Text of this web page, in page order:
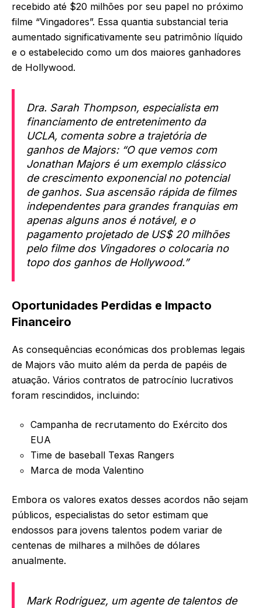
recebido até $20 milhões por seu papel no próximo
filme “Vingadores”. Essa quantia substancial teria
aumentado significativamente seu patrimônio líquido
e o estabelecido como um dos maiores ganhadores
de Hollywood.
Dra. Sarah Thompson, especialista em
financiamento de entretenimento da
UCLA, comenta sobre a trajetória de
ganhos de Majors: “O que vemos com
Jonathan Majors é um exemplo clássico
de crescimento exponencial no potencial
de ganhos. Sua ascensão rápida de filmes
independentes para grandes franquias em
apenas alguns anos é notável, e o
pagamento projetado de US$ 20 milhões
pelo filme dos Vingadores o colocaria no
topo dos ganhos de Hollywood.”
Oportunidades Perdidas e Impacto
Financeiro
As consequências económicas dos problemas legais
de Majors vão muito além da perda de papéis de
atuação. Vários contratos de patrocínio lucrativos
foram rescindidos, incluindo:
Campanha de recrutamento do Exército dos
EUA
Time de baseball Texas Rangers
Marca de moda Valentino
Embora os valores exatos desses acordos não sejam
públicos, especialistas do setor estimam que
endossos para jovens talentos podem variar de
centenas de milhares a milhões de dólares
anualmente.
Mark Rodriguez, um agente de talentos de